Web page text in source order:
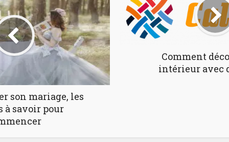
son mariage, les
à savoir pour
Comment
intérieur avec